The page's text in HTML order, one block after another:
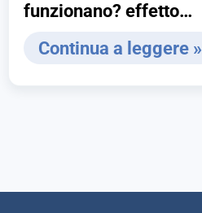
funzionano? effetto
loss
Continua a leggere »